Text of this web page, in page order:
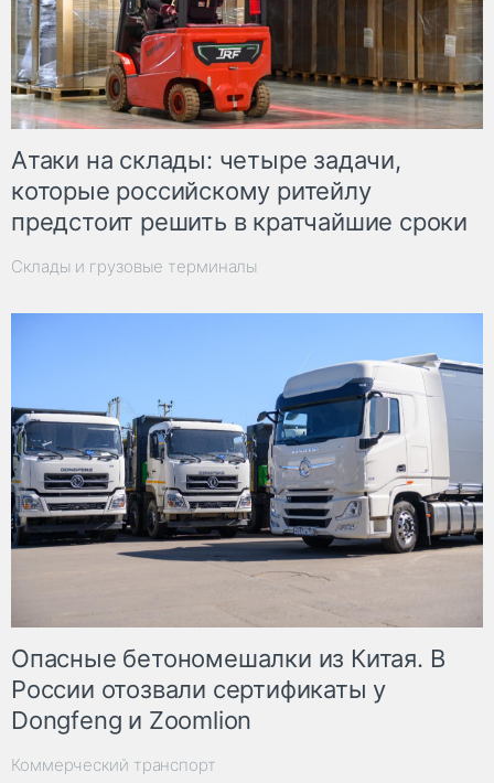
Атаки на склады: четыре задачи,
которые российскому ритейлу
предстоит решить в кратчайшие сроки
Склады и грузовые терминалы
Опасные бетономешалки из Китая. В
России отозвали сертификаты у
Dongfeng и Zoomlion
Коммерческий транспорт